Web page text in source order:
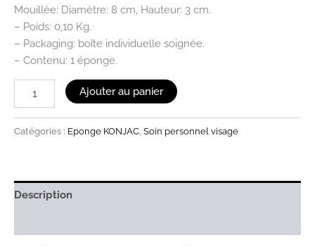
Mouillée: Diamètre: 8 cm, Hauteur: 3 cm.
– Poids: 0,10 Kg.
– Packaging: boîte individuelle soignée.
– Contenu: 1 éponge.
Ajouter au panier
Catégories : Eponge KONJAC Soin personnel visage
Description